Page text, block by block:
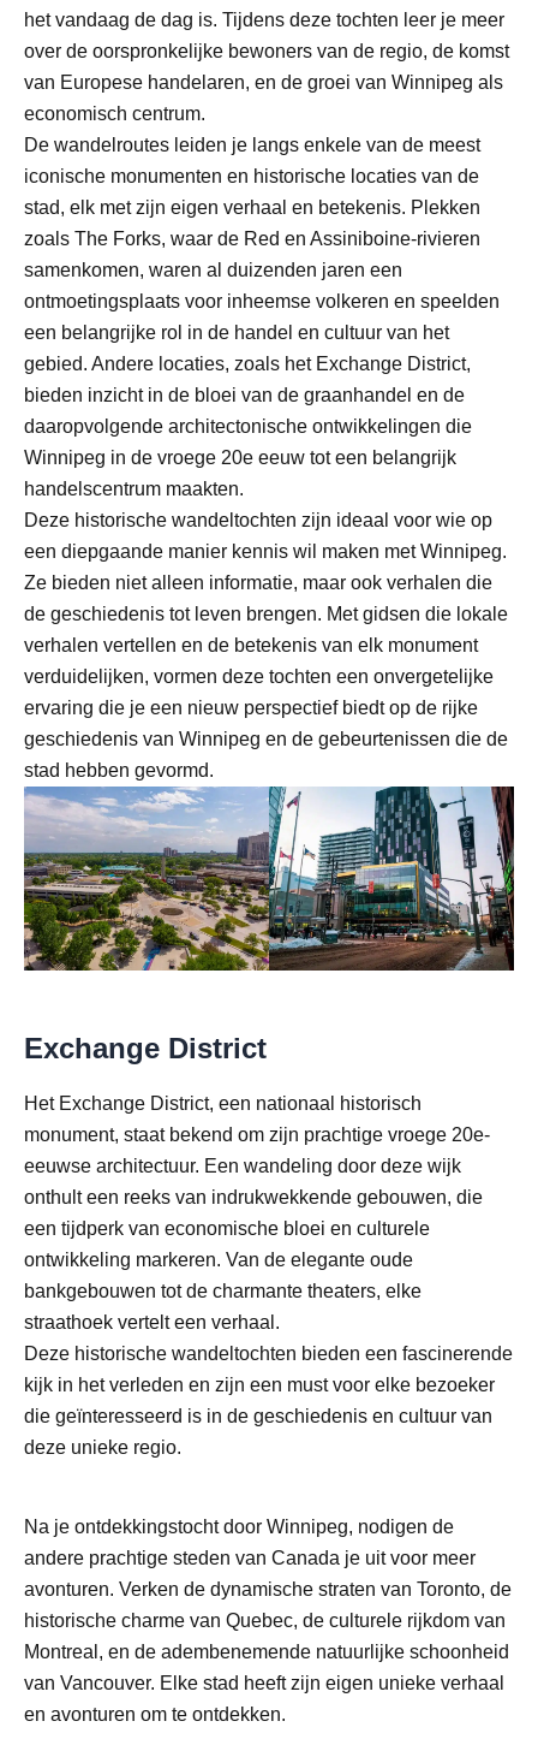
het vandaag de dag is. Tijdens deze tochten leer je meer
over de oorspronkelijke bewoners van de regio, de komst
van Europese handelaren, en de groei van Winnipeg als
economisch centrum.
De wandelroutes leiden je langs enkele van de meest
iconische monumenten en historische locaties van de
stad, elk met zijn eigen verhaal en betekenis. Plekken
zoals The Forks, waar de Red en Assiniboine-rivieren
samenkomen, waren al duizenden jaren een
ontmoetingsplaats voor inheemse volkeren en speelden
een belangrijke rol in de handel en cultuur van het
gebied. Andere locaties, zoals het Exchange District,
bieden inzicht in de bloei van de graanhandel en de
daaropvolgende architectonische ontwikkelingen die
Winnipeg in de vroege 20e eeuw tot een belangrijk
handelscentrum maakten.
Deze historische wandeltochten zijn ideaal voor wie op
een diepgaande manier kennis wil maken met Winnipeg.
Ze bieden niet alleen informatie, maar ook verhalen die
de geschiedenis tot leven brengen. Met gidsen die lokale
verhalen vertellen en de betekenis van elk monument
verduidelijken, vormen deze tochten een onvergetelijke
ervaring die je een nieuw perspectief biedt op de rijke
geschiedenis van Winnipeg en de gebeurtenissen die de
stad hebben gevormd.
Exchange District
Het Exchange District, een nationaal historisch
monument, staat bekend om zijn prachtige vroege 20e-
eeuwse architectuur. Een wandeling door deze wijk
onthult een reeks van indrukwekkende gebouwen, die
een tijdperk van economische bloei en culturele
ontwikkeling markeren. Van de elegante oude
bankgebouwen tot de charmante theaters, elke
straathoek vertelt een verhaal.
Deze historische wandeltochten bieden een fascinerende
kijk in het verleden en zijn een must voor elke bezoeker
die geïnteresseerd is in de geschiedenis en cultuur van
deze unieke regio.
Na je ontdekkingstocht door Winnipeg, nodigen de
andere prachtige steden van Canada je uit voor meer
avonturen. Verken de dynamische straten van Toronto, de
historische charme van Quebec, de culturele rijkdom van
Montreal, en de adembenemende natuurlijke schoonheid
van Vancouver. Elke stad heeft zijn eigen unieke verhaal
en avonturen om te ontdekken.